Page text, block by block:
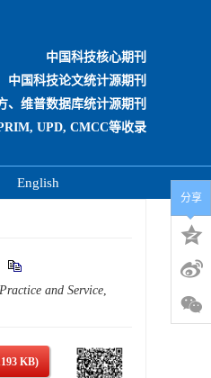
中国科技核心期刊
中国科技论文统计源期刊
、维普数据库统计源期刊
UPD, CMCC等收录
English
and Service,
KB)
分享